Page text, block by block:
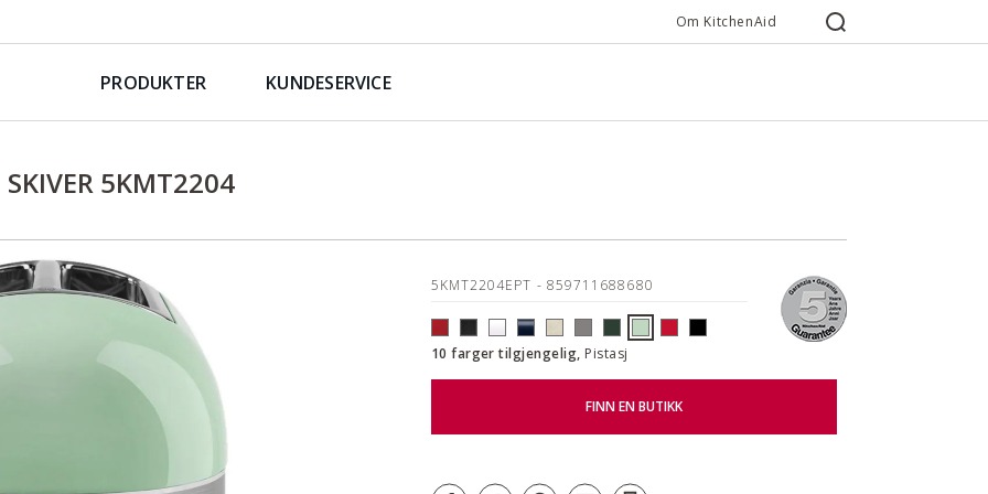
Om KitchenAid
PRODUKTER KUNDESERVICE
SKIVER 5KMT2204
5KMT2204EPT - 859711688680
10 farger tilgjengelig, Pistasj
FINN EN BUTIKK